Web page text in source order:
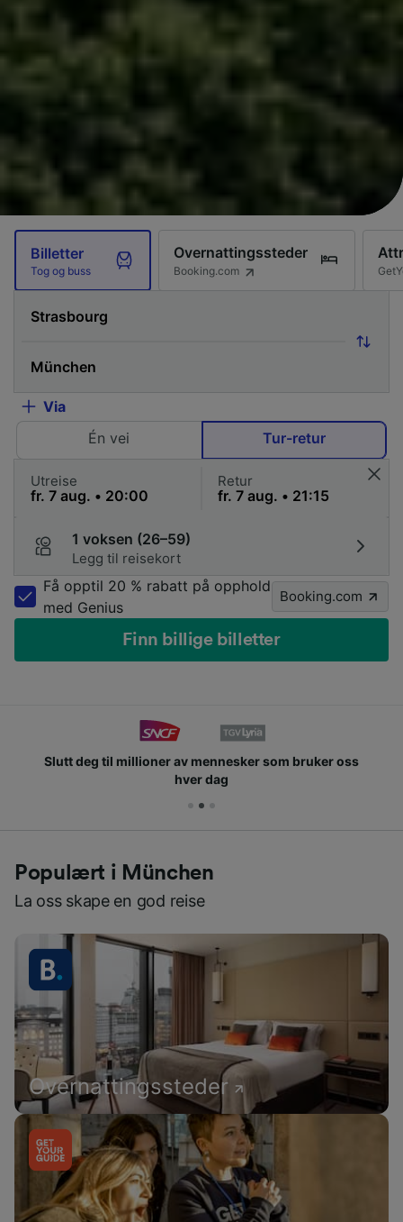
Billetter
Tog og buss
Overnattingssteder
Booking.com
Via
Én vei
Tur-retur
Utreise Retur
1 voksen (26–59)
Legg til reisekort
Få opptil 20 % rabatt på opphold
med Genius
Booking.com
Finn billige billetter
Slutt deg til millioner av mennesker som bruker oss
hver dag
Populært i München
La oss skape en god reise
Overnattingssteder